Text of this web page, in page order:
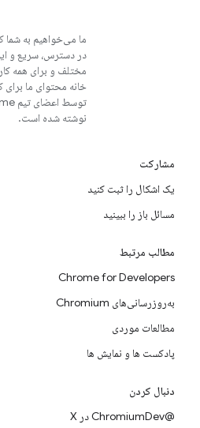
ما می‌خواهیم به شما
در دسترس، سریع و
مختلف و برای همه
خانه محتوای ما
نوشته شده است.
مشارکت
یک اشکال را ثبت کنید
مسائل باز را ببینید
مطالب مرتبط
Chrome for Developers
به‌روزرسانی‌های Chromium
مطالعات موردی
پادکست ها و نمایش ها
دنبال کردن
@ChromiumDev در X